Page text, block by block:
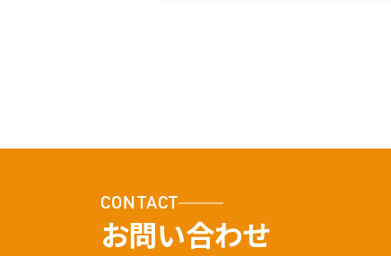
CONTACT
お問い合わせ